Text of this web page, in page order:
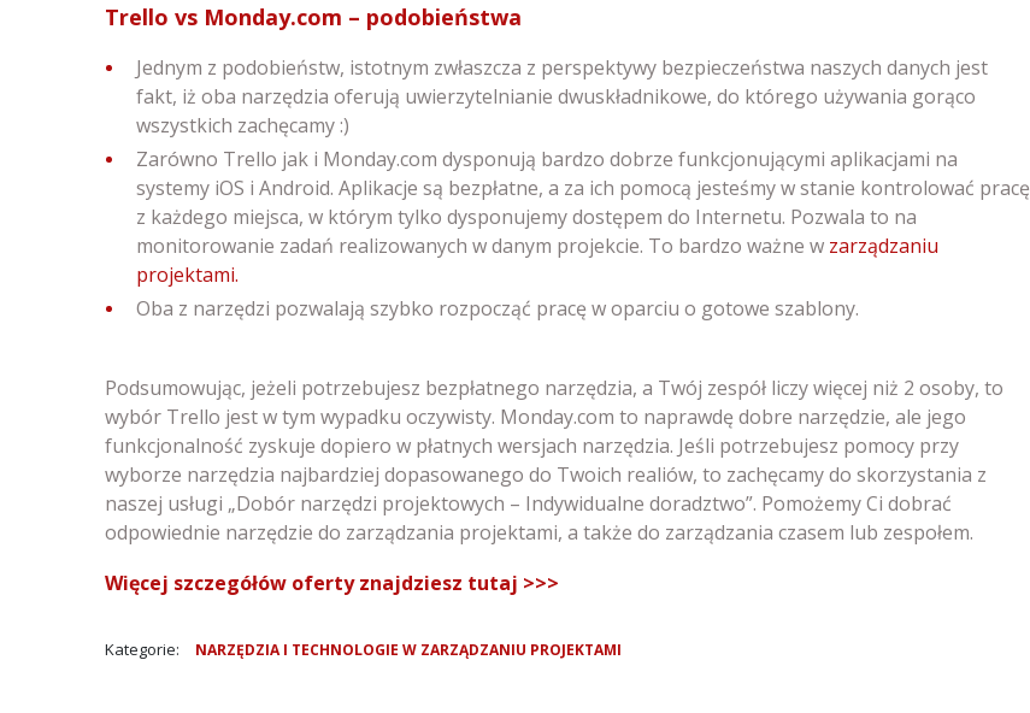
Trello vs Monday.com – podobieństwa
Jednym z podobieństw, istotnym zwłaszcza z perspektywy bezpieczeństwa naszych danych jest
fakt, iż oba narzędzia oferują uwierzytelnianie dwuskładnikowe, do którego używania gorąco
wszystkich zachęcamy :)
Zarówno Trello jak i Monday.com dysponują bardzo dobrze funkcjonującymi aplikacjami na
systemy iOS i Android. Aplikacje są bezpłatne, a za ich pomocą jesteśmy w stanie kontrolować pracę
z każdego miejsca, w którym tylko dysponujemy dostępem do Internetu. Pozwala to na
monitorowanie zadań realizowanych w danym projekcie. To bardzo ważne w zarządzaniu
projektami.
Oba z narzędzi pozwalają szybko rozpocząć pracę w oparciu o gotowe szablony.
Podsumowując, jeżeli potrzebujesz bezpłatnego narzędzia, a Twój zespół liczy więcej niż 2 osoby, to
wybór Trello jest w tym wypadku oczywisty. Monday.com to naprawdę dobre narzędzie, ale jego
funkcjonalność zyskuje dopiero w płatnych wersjach narzędzia. Jeśli potrzebujesz pomocy przy
wyborze narzędzia najbardziej dopasowanego do Twoich realiów, to zachęcamy do skorzystania z
naszej usługi „Dobór narzędzi projektowych – Indywidualne doradztwo”. Pomożemy Ci dobrać
odpowiednie narzędzie do zarządzania projektami, a także do zarządzania czasem lub zespołem.
Więcej szczegółów oferty znajdziesz tutaj >>>
Kategorie: NARZĘDZIA I TECHNOLOGIE W ZARZĄDZANIU PROJEKTAMI